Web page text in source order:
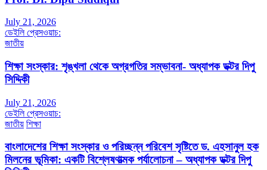
July 21, 2026
ডেইলি প্রেসওয়াচ:
জাতীয়
শিক্ষা সংস্কার: শৃঙ্খলা থেকে অগ্রগতির সম্ভাবনা- অধ্যাপক ডক্টর দিপু
সিদ্দিকী
July 21, 2026
ডেইলি প্রেসওয়াচ:
জাতীয় শিক্ষা
বাংলাদেশের শিক্ষা সংস্কার ও পরিচ্ছন্ন পরিবেশ সৃষ্টিতে ড. এহসানুল হক
মিলনের ভূমিকা: একটি বিশ্লেষণাত্মক পর্যালোচনা – অধ্যাপক ডক্টর দিপু